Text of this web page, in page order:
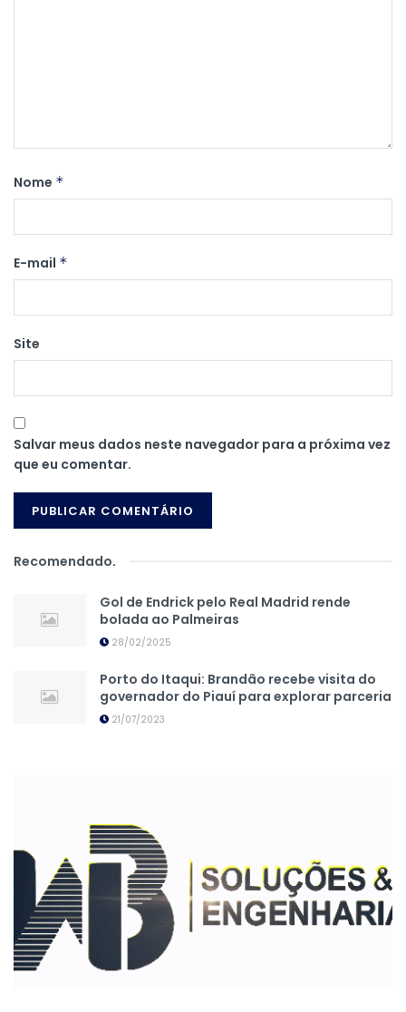
Nome *
E-mail *
Site
Salvar meus dados neste navegador para a próxima vez
que eu comentar.
Recomendado.
Gol de Endrick pelo Real Madrid rende
bolada ao Palmeiras
28/02/2025
Porto do Itaqui: Brandão recebe visita do
governador do Piauí para explorar parceria
21/07/2023